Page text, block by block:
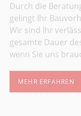
Durch die
gelingt Ihr
Wir sind Ihr
gesamte Dauer
wenn Sie uns
MEHR ERFAHREN